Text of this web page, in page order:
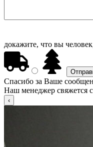
докажите, что вы
Спасибо за Ваше
Наш менеджер свяжется